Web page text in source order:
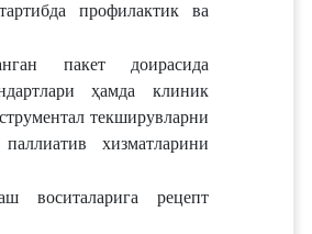
профилактик ва
пакет доирасида
ҳамда клиник
текширувларни
хизматларини
воситаларига рецепт